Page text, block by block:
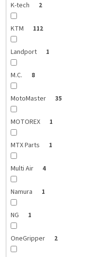
K-tech 2
KTM 112
Landport 1
M.C. 8
MotoMaster 35
MOTOREX 1
MTX Parts 1
Multi Air 4
Namura 1
NG 1
OneGripper 2